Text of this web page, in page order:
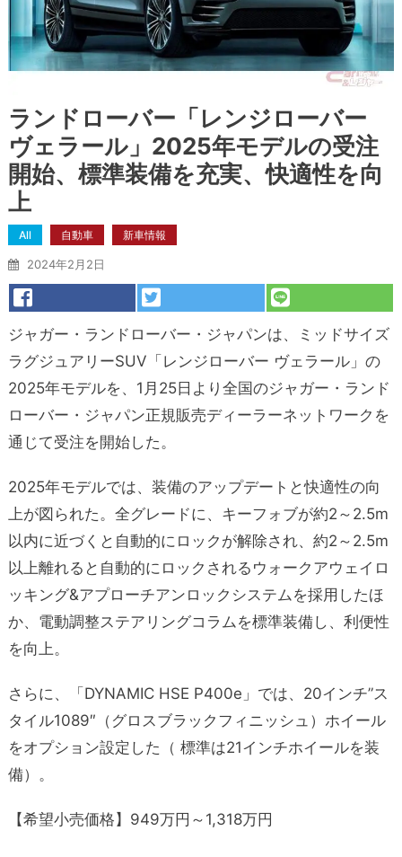
ランドローバー「レンジローバー
ヴェラール」2025年モデルの受注
開始、標準装備を充実、快適性を向
上
All 自動車 新車情報
2024年2月2日
ジャガー・ランドローバー・ジャパンは、ミッドサイズ
ラグジュアリーSUV「レンジローバー ヴェラール」の
2025年モデルを、1月25日より全国のジャガー・ランド
ローバー・ジャパン正規販売ディーラーネットワークを
通じて受注を開始した。
2025年モデルでは、装備のアップデートと快適性の向
上が図られた。全グレードに、キーフォブが約2～2.5m
以内に近づくと自動的にロックが解除され、約2～2.5m
以上離れると自動的にロックされるウォークアウェイロ
ッキング&アプローチアンロックシステムを採用したほ
か、電動調整ステアリングコラムを標準装備し、利便性
を向上。
さらに、「DYNAMIC HSE P400e」では、20インチ”ス
タイル1089″（グロスブラックフィニッシュ）ホイール
をオプション設定した（ 標準は21インチホイールを装
備）。
【希望小売価格】949万円～1,318万円